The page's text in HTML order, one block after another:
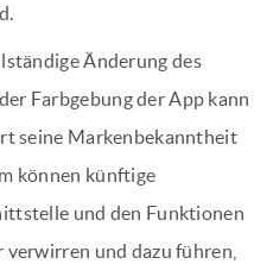
Änderung des
Farbgebung der App kann
seine Markenbekanntheit
können künftige
und den Funktionen
und dazu führen,